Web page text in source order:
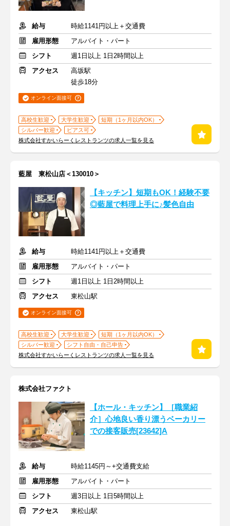
給与
時給1141円以上＋交通費
雇用形態
アルバイト・パート
シフト
週1日以上 1日2時間以上
アクセス
高坂駅
徒歩18分
オンライン面接可
高校生歓迎 大学生歓迎
短期（1ヶ月以内OK）
シルバー歓迎
ピアス可
株式会社すかいらーくレストランツの求人一覧を見る
藍屋 東松山店＜130010＞
【キッチン】短期もOK！経験不要
◎藍屋で料理上手に♪髪色自由
給与
時給1141円以上＋交通費
雇用形態
アルバイト・パート
シフト
週1日以上 1日2時間以上
アクセス
東松山駅
オンライン面接可
高校生歓迎 大学生歓迎
短期（1ヶ月以内OK）
シルバー歓迎
シフト自由・自己申告
株式会社すかいらーくレストランツの求人一覧を見る
株式会社ファクト
【ホール・キッチン】［職業紹
介］心地良い香り漂うベーカリー
での接客販売[23642]A
給与
時給1145円～+交通費支給
雇用形態
アルバイト・パート
シフト
週3日以上 1日5時間以上
アクセス
東松山駅